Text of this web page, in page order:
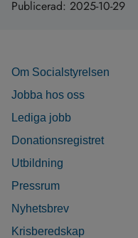
Publicerad: 2025-10-29
Om Socialstyrelsen
Jobba hos oss
Lediga jobb
Donationsregistret
Utbildning
Pressrum
Nyhetsbrev
Krisberedskap